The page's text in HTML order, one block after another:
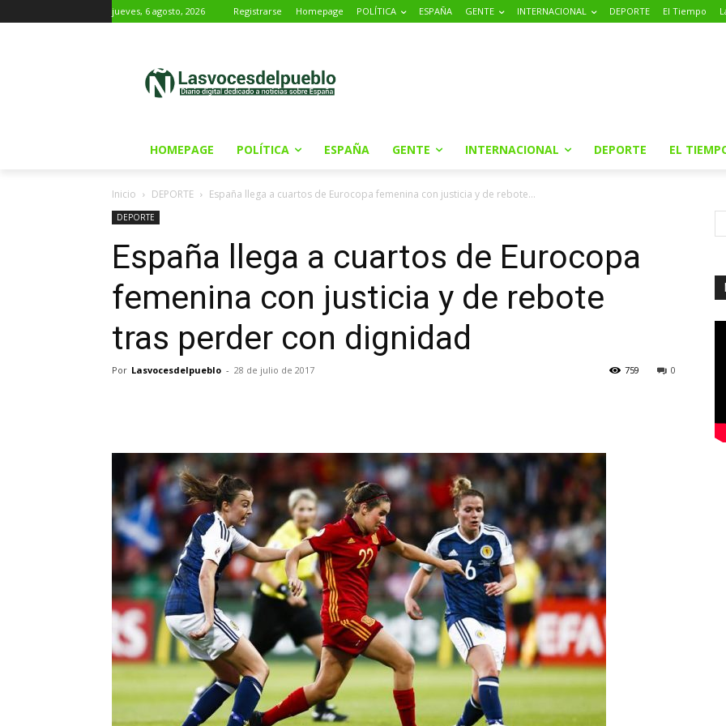
jueves, 6 agosto, 2026 Registrarse Homepage POLÍTICA ESPAÑA GENTE INTERNACIONAL DEPORTE El Tiempo
HOMEPAGE POLÍTICA ESPAÑA GENTE INTERNACIONAL DEPORTE EL
Inicio DEPORTE España llega a cuartos de Eurocopa femenina con justicia y de rebote...
DEPORTE
España llega a cuartos de Eurocopa
femenina con justicia y de rebote
tras perder con dignidad
Por Lasvocesdelpueblo - 28 de julio de 2017 0
759